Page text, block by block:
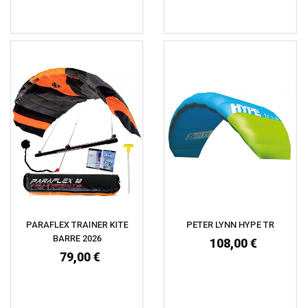
PARAFLEX TRAINER KITE
BARRE 2026
79,00 €
PETER LYNN HYPE TR
108,00 €